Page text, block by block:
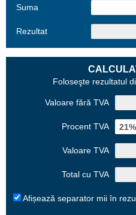
Suma
Rezultat
Foloseşte rezultatul
Valoare fără TVA
Procent TVA
Valoare TVA
Total cu TVA
Afișează separator mii în